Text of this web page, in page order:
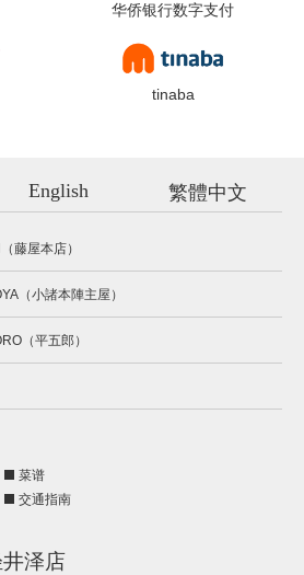
华侨银行数字支付
tinaba
English 繁體中文
藤屋本店）
（小諸本陣主屋）
（平五郎）
菜谱
交通指南
泽店